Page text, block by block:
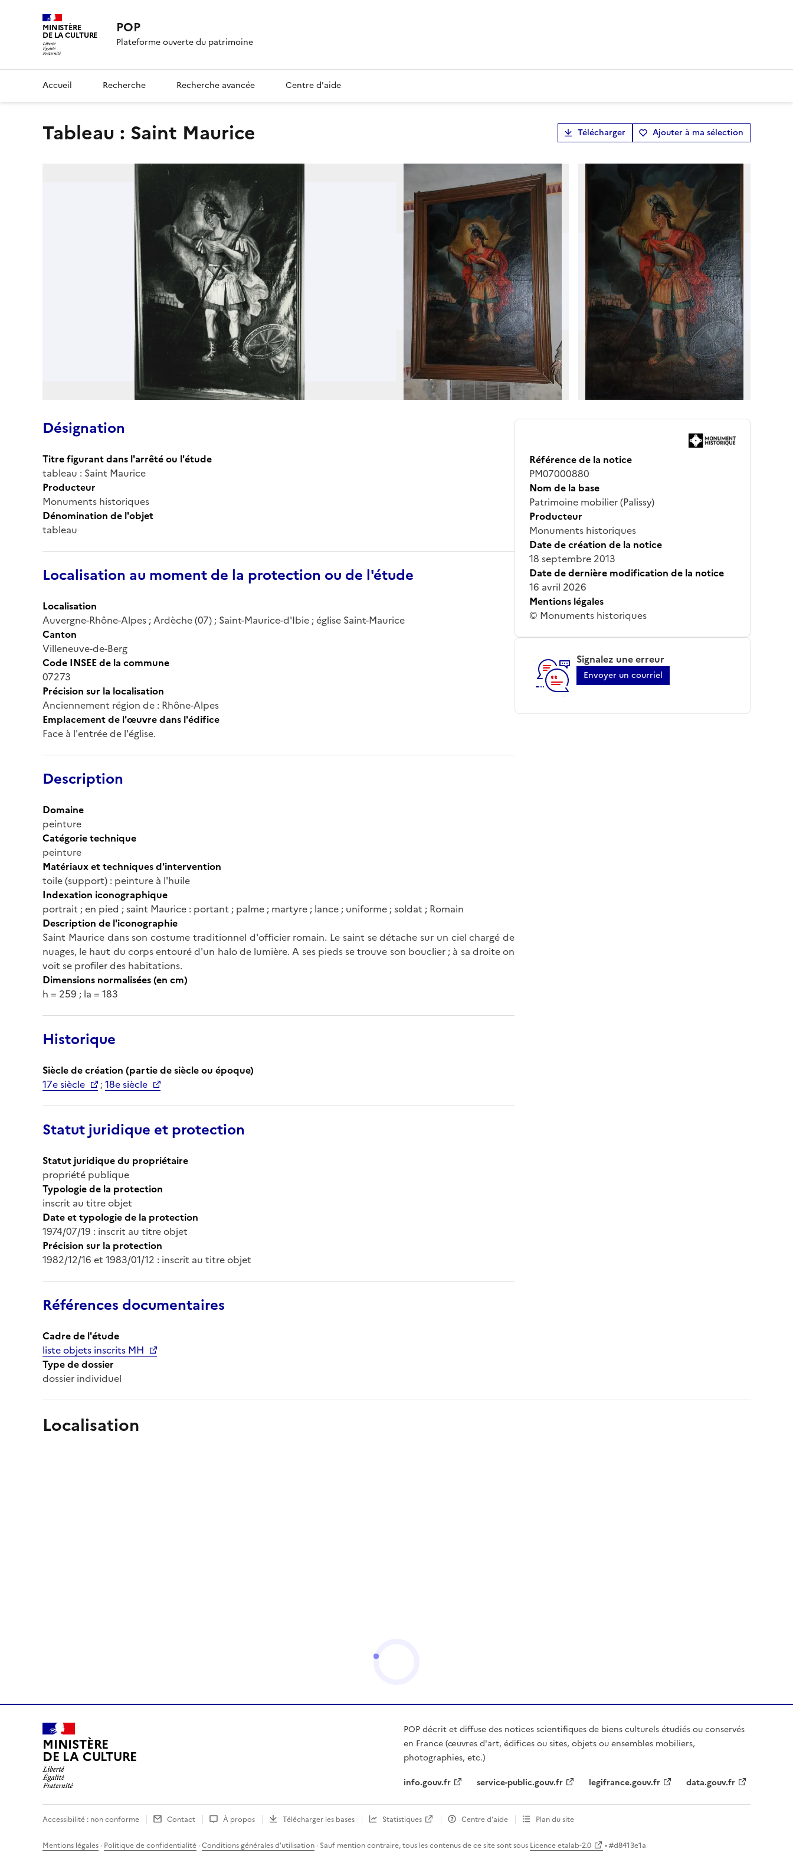
MINISTÈRE
DE LA CULTURE POP
Plateforme ouverte du patrimoine
Accueil Recherche Recherche avancée Centre d'aide
tableau : Saint Maurice Télécharger Ajouter à ma sélection
Désignation
Titre figurant dans l'arrêté ou l'étude
tableau : Saint Maurice
Producteur
Monuments historiques
Dénomination de l'objet
tableau
Localisation au moment de la protection ou de l'étude
Localisation
Auvergne-Rhône-Alpes ; Ardèche (07) ; Saint-Maurice-d'Ibie ; église Saint-Maurice
Canton
Villeneuve-de-Berg
Code INSEE de la commune
07273
Précision sur la localisation
Anciennement région de : Rhône-Alpes
Emplacement de l'œuvre dans l'édifice
Face à l'entrée de l'église.
Description
Domaine
peinture
Catégorie technique
peinture
Matériaux et techniques d'intervention
toile (support) : peinture à l'huile
Indexation iconographique
portrait ; en pied ; saint Maurice : portant ; palme ; martyre ; lance ; uniforme ; soldat ; Romain
Description de l'iconographie
Saint Maurice dans son costume traditionnel d'officier romain. Le saint se détache sur un ciel chargé de
nuages, le haut du corps entouré d'un halo de lumière. A ses pieds se trouve son bouclier ; à sa droite on
voit se profiler des habitations.
Dimensions normalisées (en cm)
h = 259 ; la = 183
Historique
Siècle de création (partie de siècle ou époque)
17e siècle
;18e siècle
Statut juridique et protection
Statut juridique du propriétaire
propriété publique
Typologie de la protection
inscrit au titre objet
Date et typologie de la protection
1974/07/19 : inscrit au titre objet
Précision sur la protection
1982/12/16 et 1983/01/12 : inscrit au titre objet
Références documentaires
Cadre de l'étude
liste objets inscrits MH
Type de dossier
dossier individuel
Référence de la notice
PM07000880
Nom de la base
Patrimoine mobilier (Palissy)
Producteur
Monuments historiques
Date de création de la notice
18 septembre 2013
Date de dernière modification de la notice
16 avril 2026
Mentions légales
© Monuments historiques
Signalez une erreur
Envoyer un courriel
Localisation
MINISTÈRE
DE LA CULTURE
POP décrit et diffuse des notices scientifiques de biens culturels étudiés ou conservés
en France (œuvres d'art, édifices ou sites, objets ou ensembles mobiliers,
photographies, etc.)
info.gouv.fr
service-public.gouv.fr legifrance.gouv.fr data.gouv.fr
Accessibilité : non conforme Contact À propos Télécharger les bases Statistiques Centre d’aide Plan du site
Mentions légales · Politique de confidentialité ·Conditions générales d'utilisation · Sauf mention contraire, tous les contenus de ce site sont sous Licence etalab-2.0 • #d8413e1a